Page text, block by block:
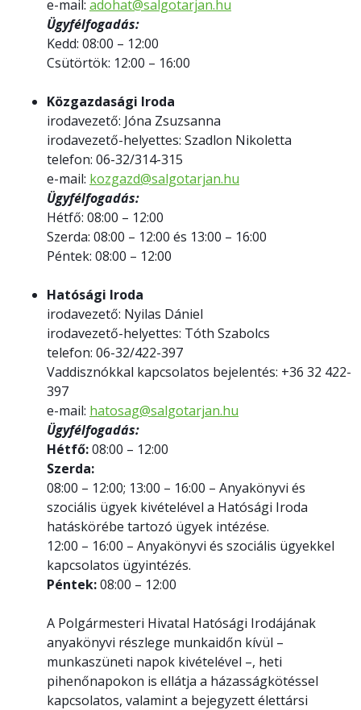
e-mail: adohat@salgotarjan.hu
Ügyfélfogadás:
Kedd: 08:00 – 12:00
Csütörtök: 12:00 – 16:00
Közgazdasági Iroda
irodavezető: Jóna Zsuzsanna
irodavezető-helyettes: Szadlon Nikoletta
telefon: 06-32/314-315
e-mail: kozgazd@salgotarjan.hu
Ügyfélfogadás:
Hétfő: 08:00 – 12:00
Szerda: 08:00 – 12:00 és 13:00 – 16:00
Péntek: 08:00 – 12:00
Hatósági Iroda
irodavezető: Nyilas Dániel
irodavezető-helyettes: Tóth Szabolcs
telefon: 06-32/422-397
Vaddisznókkal kapcsolatos bejelentés: +36 32 422-
397
e-mail: hatosag@salgotarjan.hu
Ügyfélfogadás:
Hétfő:08:00 – 12:00
Szerda:
08:00 – 12:00; 13:00 – 16:00 – Anyakönyvi és
szociális ügyek kivételével a Hatósági Iroda
hatáskörébe tartozó ügyek intézése.
12:00 – 16:00 – Anyakönyvi és szociális ügyekkel
kapcsolatos ügyintézés.
Péntek:08:00 – 12:00
A Polgármesteri Hivatal Hatósági Irodájának
anyakönyvi részlege munkaidőn kívül –
munkaszüneti napok kivételével –, heti
pihenőnapokon is ellátja a házasságkötéssel
kapcsolatos, valamint a bejegyzett élettársi